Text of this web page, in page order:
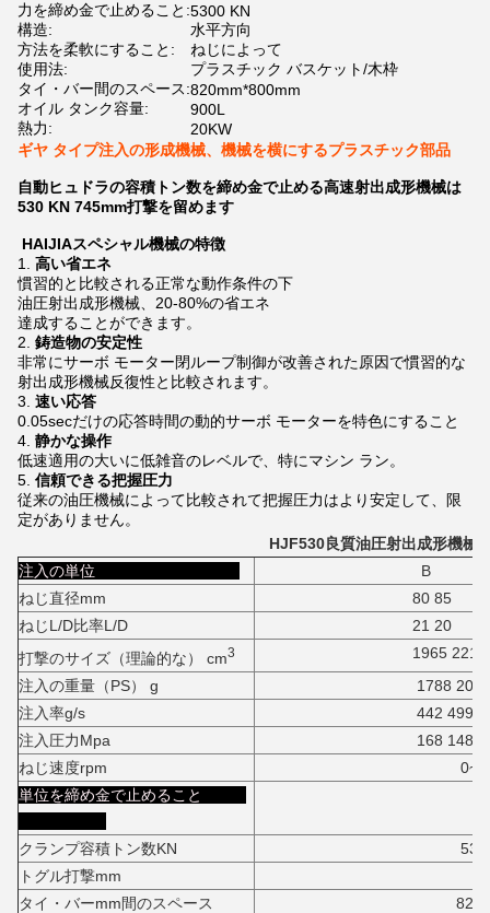
力を締め金で止めること:5300 KN
構造:
水平方向
方法を柔軟にすること:
ねじによって
使用法:
プラスチック バスケット/木枠
タイ・バー間のスペース:820mm*800mm
オイル タンク容量:
900L
熱力:
20KW
ギヤ タイプ注入の形成機械、機械を横にするプラスチック部品
自動ヒュドラの容積トン数を締め金で止める高速射出成形機械は
530 KN 745mm打撃を留めます
HAIJIAスペシャル機械の特徴
1. 高い省エネ
慣習的と比較される正常な動作条件の下
油圧射出成形機械、20-80%の省エネ
達成することができます。
2. 鋳造物の安定性
非常にサーボ モーター閉ループ制御が改善された原因で慣習的な
射出成形機械反復性と比較されます。
3. 速い応答
0.05secだけの応答時間の動的サーボ モーターを特色にすること
4. 静かな操作
低速適用の大いに低雑音のレベルで、特にマシン ラン。
5. 信頼できる把握圧力
従来の油圧機械によって比較されて把握圧力はより安定して、限
定がありません。
HJF530良質油圧射出成形機械
注入の単位
B
ねじ直径mm
80 85
ねじL/D比率L/D
21 20
打撃のサイズ（理論的な） cm3
1965 2218
注入の重量（PS） g
1788 2018
注入率g/s
442 499
注入圧力Mpa
168 148
ねじ速度rpm
単位を締め金で止めること
クランプ容積トン数KN
トグル打撃mm
タイ・バーmm間のスペース